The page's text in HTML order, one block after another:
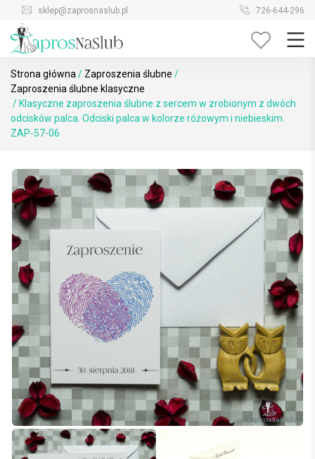
content
sklep@zaprosnaslub.pl 726-644-296
Strona główna / Zaproszenia ślubne /
Zaproszenia ślubne klasyczne
/ Klasyczne zaproszenia ślubne z sercem w zrobionym z dwóch
odcisków palca. Odciski palca w kolorze różowym i niebieskim.
ZAP-57-06